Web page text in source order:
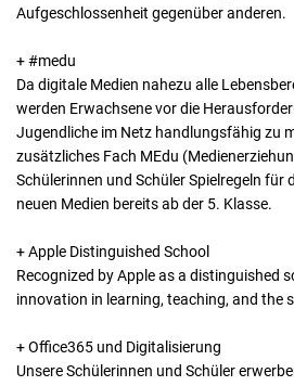
Aufgeschlossenheit gegenüber anderen.
+ #medu
Da digitale Medien nahezu alle
werden Erwachsene vor die
Jugendliche im Netz handlungsfähig zu
zusätzliches Fach MEdu
Schülerinnen und Schüler Spielregeln für
neuen Medien bereits ab der 5. Klasse.
+ Apple Distinguished School
Recognized by Apple as a distinguished
innovation in learning, teaching, and the
+ Office365 und Digitalisierung
Unsere Schülerinnen und Schüler